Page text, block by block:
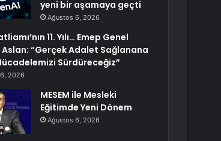
yeni bir aşamaya geçti
Ağustos 6, 2026
11. Yılı… Emep Genel
Aslan: “Gerçek Adalet Sağlanana
Sürdüreceğiz”
2026
MESEM ile Mesleki
Eğitimde Yeni Dönem
Ağustos 6, 2026